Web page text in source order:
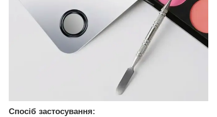
Спосіб застосування: